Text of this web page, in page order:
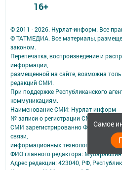
Самое
© 2011 - 2026. Нурлат-⁠информ. Все
© ТАТМЕДИА. Все материалы,
законом.
Перепечатка, воспроизведение и
информации,
размещенной на сайте, возможна
редакций СМИ.
При поддержке Республиканского
коммуникациям.
Наименование СМИ: Нурлат-⁠информ
№ записи о регистрации СМИ, дата:
СМИ зарегистрированно Федеральной
связи,
информационных технологий и
ФИО главного редактора:
Адрес редакции: 423040, РФ,
16+